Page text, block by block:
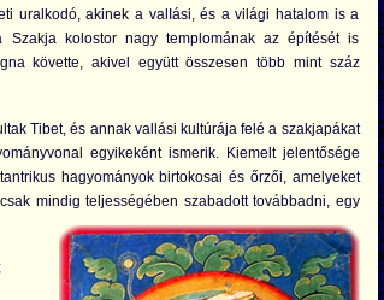
uralkodó, akinek a valIási, és a világi hatalom is a
kolostor nagy templomának az építését is
követte, akivel együtt összesen több mint száz
Tibet, és annak vallási kultúrája felé a szakjapákat
egyikeként ismerik. Kiemelt jelentősége
hagyományok birtokosai és őrzői, amelyeket
mindig teljességében szabadott továbbadni, egy